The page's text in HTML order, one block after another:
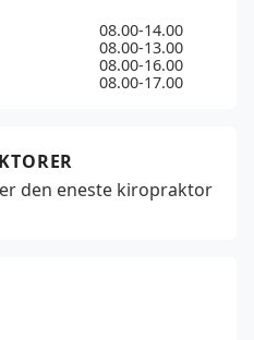
08.00-14.00
08.00-13.00
08.00-16.00
08.00-17.00
den eneste kiropraktor